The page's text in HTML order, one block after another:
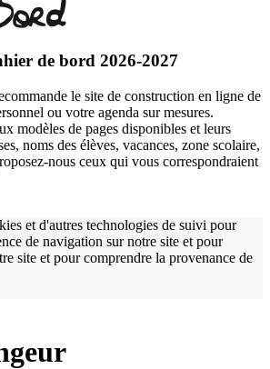
de bord 2026-2027
le site de construction en ligne de
ou votre agenda sur mesures.
modèles de pages disponibles et leurs
noms des élèves, vacances, zone scolaire,
nous ceux qui vous correspondraient
et d'autres technologies de suivi pour
de navigation sur notre site et pour
site et pour comprendre la provenance de